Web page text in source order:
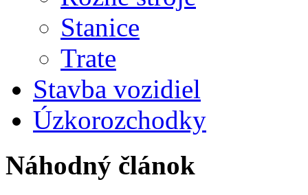
Stanice
Trate
Stavba vozidiel
Úzkorozchodky
Náhodný článok